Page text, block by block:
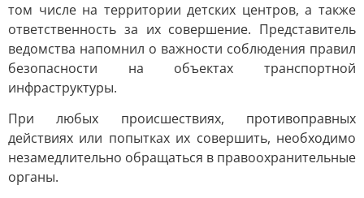
том числе на территории детских центров, а также
ответственность за их совершение. Представитель
ведомства напомнил о важности соблюдения правил
безопасности на объектах транспортной
инфраструктуры.
При любых происшествиях, противоправных
действиях или попытках их совершить, необходимо
незамедлительно обращаться в правоохранительные
органы.